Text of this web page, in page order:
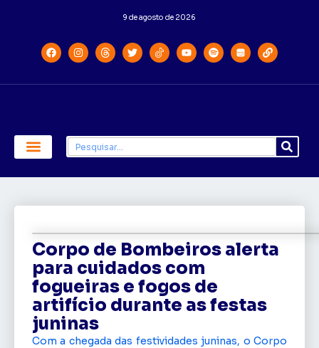
9 de agosto de 2026
Corpo de Bombeiros alerta
para cuidados com
fogueiras e fogos de
artifício durante as festas
juninas
Com a chegada das festividades juninas, o Corpo